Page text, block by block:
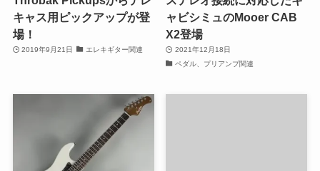
キャス用ピックアップが登
場！
2019年9月21日 エレキギター関連
ャビシミュのMooer CAB
X2登場
2021年12月18日
ペダル、プリアンプ関連